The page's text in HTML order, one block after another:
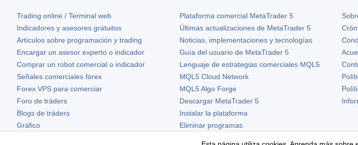
Trading online / Terminal web
Indicadores y asesores gratuitos
Artículos sobre programación y trading
Encargar un asesor experto o indicador
Comprar un robot comercial o indicador
Señales comerciales fórex
Forex VPS para comerciar
Foro de tráders
Blogs de tráders
Gráfico
Plataforma comercial MetaTrader 5
Últimas actualizaciones de MetaTrader 5
Noticias, implementaciones y tecnologías
Guía del usuario de MetaTrader 5
Lenguaje de estrategias comerciales MQL5
MQL5 Cloud Network
MQL5 Algo Forge
Descargar MetaTrader 5
Instalar la plataforma
Eliminar programas